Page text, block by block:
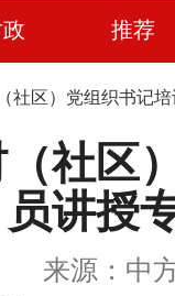
推荐
社区）党组织书记
社区
员讲授
来源：中方